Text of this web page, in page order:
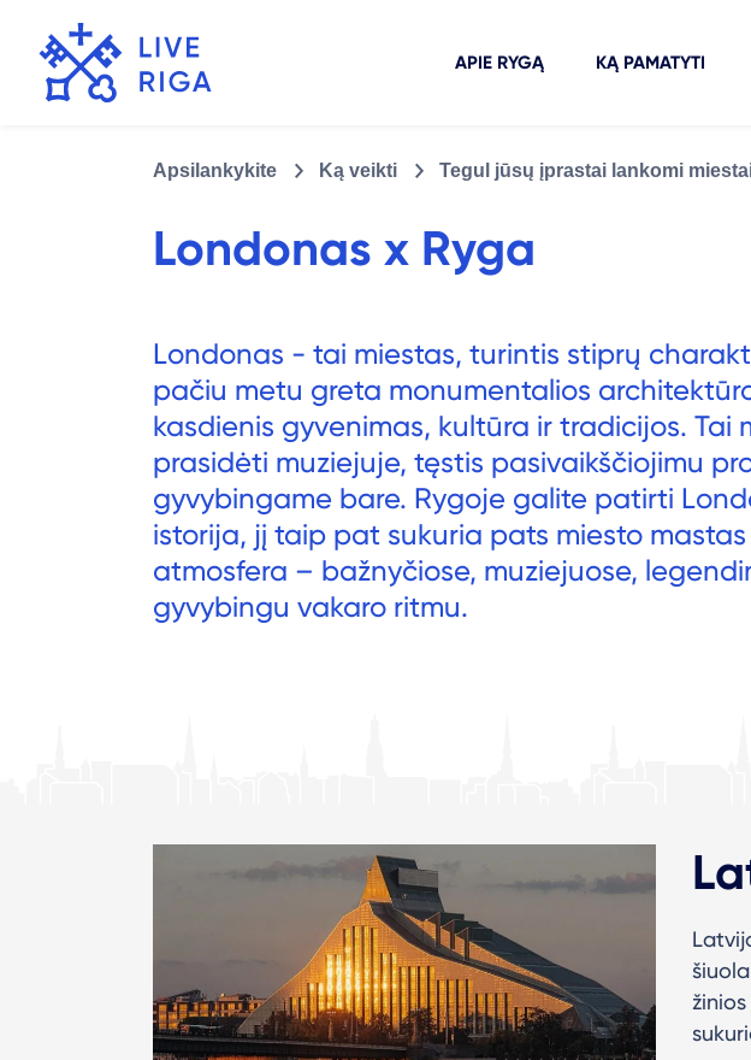
APIE RYGĄ KĄ PAMATYTI
Apsilankykite Ką veikti Tegul jūsų įprastai lankomi
Londonas x Ryga
Londonas - tai miestas, turintis stiprų
pačiu metu greta monumentalios
kasdienis gyvenimas, kultūra ir tradicijos. Tai
prasidėti muziejuje, tęstis pasivaikščiojimu
gyvybingame bare. Rygoje galite patirti
istorija, jį taip pat sukuria pats miesto mastas
atmosfera – bažnyčiose, muziejuose,
gyvybingu vakaro ritmu.